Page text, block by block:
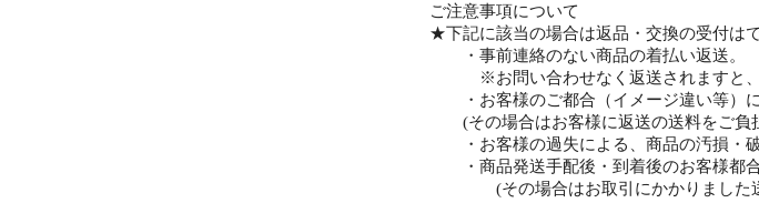
ご注意事項について
★下記に該当の場合は返品・交換の受付は
・事前連絡のない商品の着払い返送。
※お問い合わせなく返送されますと、交
・お客様のご都合（イメージ違い等）に
(その場合はお客様に返送の送料をご負
・お客様の過失による、商品の汚損・破
・商品発送手配後・到着後のお客様都
(その場合はお取引にかかりました送